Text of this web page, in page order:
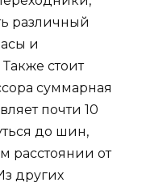
различный
и
стоит
суммарная
почти 10
до шин,
расстоянии от
других